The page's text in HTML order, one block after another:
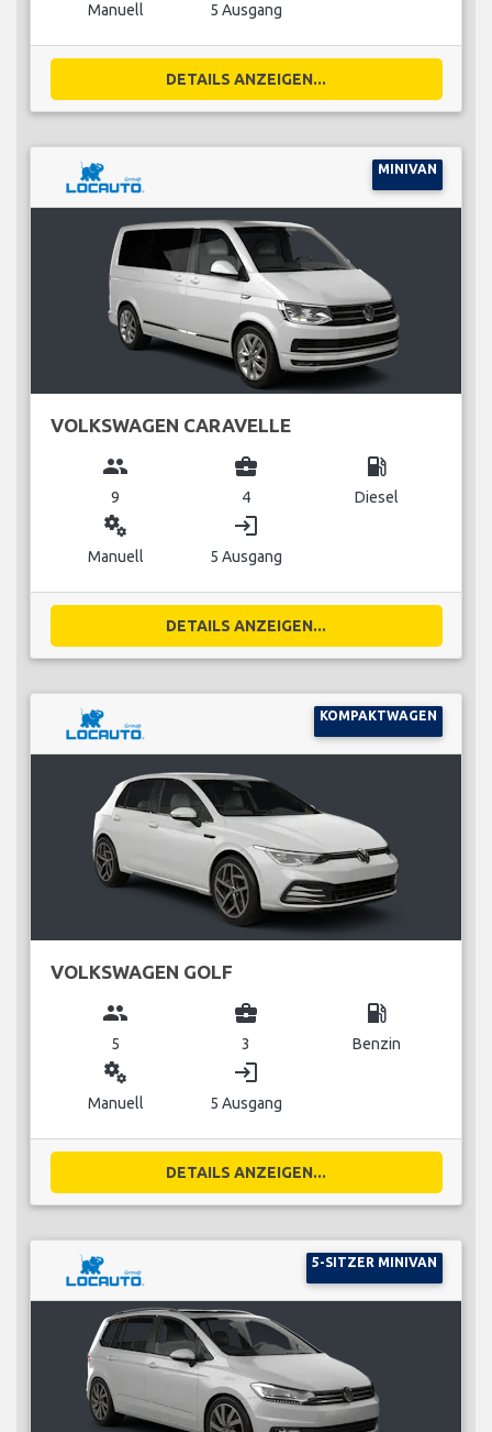
Manuell 5 Ausgang
DETAILS ANZEIGEN...
MINIVAN
VOLKSWAGEN CARAVELLE
group
9
business_center
4
local_gas_station
Diesel
miscellaneous_services
Manuell
login
5 Ausgang
DETAILS ANZEIGEN...
KOMPAKTWAGEN
VOLKSWAGEN GOLF
group
5
business_center
3
local_gas_station
Benzin
miscellaneous_services
Manuell
login
5 Ausgang
DETAILS ANZEIGEN...
5-SITZER MINIVAN